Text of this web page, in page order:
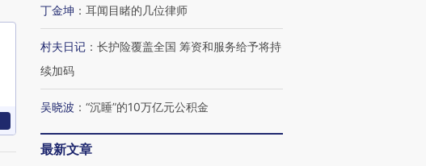
丁金坤 ： 耳闻目睹的几位律师
村夫日记 ： 长护险覆盖全国 筹资和服务给予将持
续加码
吴晓波 ： “沉睡”的10万亿元公积金
最新文章